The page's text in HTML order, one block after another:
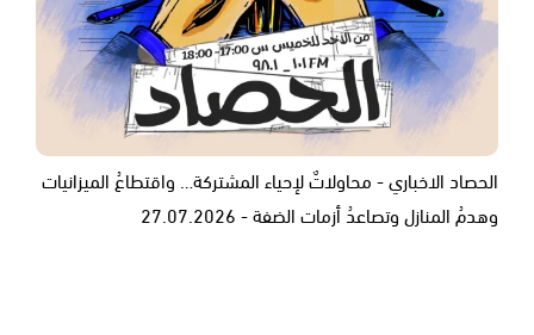
الحصاد الاخباري - محاولاتٌ لإحياء المشتركة… واقتطاعُ الميزانيات
وهدمُ المنازل وتصاعدُ أزمات الضفة - 27.07.2026